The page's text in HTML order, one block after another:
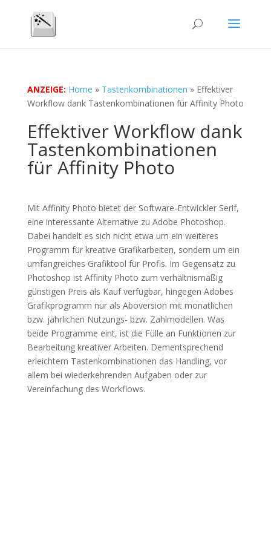
ANZEIGE: Home » Tastenkombinationen » Effektiver
Workflow dank Tastenkombinationen für Affinity Photo
Effektiver Workflow dank
Tastenkombinationen
für Affinity Photo
Mit Affinity Photo bietet der Software-Entwickler Serif,
eine interessante Alternative zu Adobe Photoshop.
Dabei handelt es sich nicht etwa um ein weiteres
Programm für kreative Grafikarbeiten, sondern um ein
umfangreiches Grafiktool für Profis. Im Gegensatz zu
Photoshop ist Affinity Photo zum verhältnismäßig
günstigen Preis als Kauf verfügbar, hingegen Adobes
Grafikprogramm nur als Aboversion mit monatlichen
bzw. jährlichen Nutzungs- bzw. Zahlmodellen. Was
beide Programme eint, ist die Fülle an Funktionen zur
Bearbeitung kreativer Arbeiten. Dementsprechend
erleichtern Tastenkombinationen das Handling, vor
allem bei wiederkehrenden Aufgaben oder zur
Vereinfachung des Workflows.